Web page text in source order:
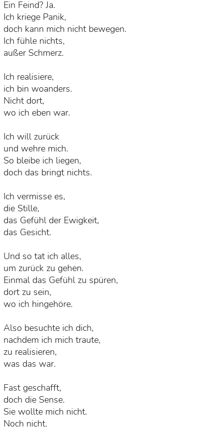
Ein Feind? Ja.
Ich kriege Panik,
doch kann mich nicht bewegen.
Ich fühle nichts,
außer Schmerz.
Ich realisiere,
ich bin woanders.
Nicht dort,
wo ich eben war.
Ich will zurück
und wehre mich.
So bleibe ich liegen,
doch das bringt nichts.
Ich vermisse es,
die Stille,
das Gefühl der Ewigkeit,
das Gesicht.
Und so tat ich alles,
um zurück zu gehen.
Einmal das Gefühl zu spüren,
dort zu sein,
wo ich hingehöre.
Also besuchte ich dich,
nachdem ich mich traute,
zu realisieren,
was das war.
Fast geschafft,
doch die Sense.
Sie wollte mich nicht.
Noch nicht.